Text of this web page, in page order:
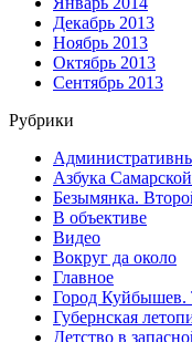
Декабрь 2013
Ноябрь 2013
Октябрь 2013
Сентябрь 2013
Рубрики
Азбука
Безымянка.
В объективе
Видео
Вокруг да около
Главное
Город Куйбышев.
Губернская
Детство в